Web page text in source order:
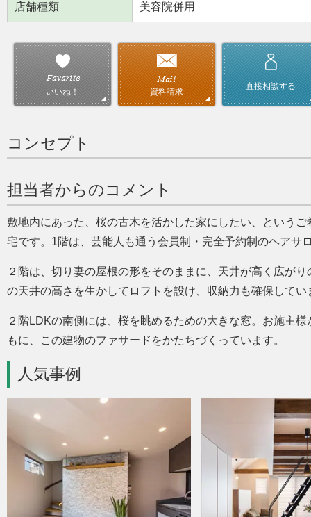
店舗種類 美容院併用
いいね！ 資料請求
直接相談する
コンセプト
担当者からのコメント
敷地内にあった、桜の古木を活かした家にしたい、という
宅です。1階は、芸能人も通う会員制・完全予約制のヘアサ
２階は、切り妻の屋根の形をそのままに、天井が高く広が
の天井の高さを生かしてロフトを設け、収納力も確保してい
２階LDKの南側には、桜を眺めるための大きな窓。お施主
もに、この建物のファサードをかたちづくっています。
人気事例